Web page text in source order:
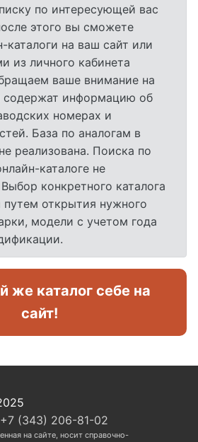
по интересующей вас
этого вы сможете
каталоги на ваш сайт или
из личного кабинета
ваше внимание на
содержат информацию об
номерах и
База по аналогам в
реализована. Поиска по
каталоге не
конкретного каталога
путем открытия нужного
модели с учетом года
же каталог себе на
сайт!
+7 (343) 206-81-02
на сайте, носит справочно-